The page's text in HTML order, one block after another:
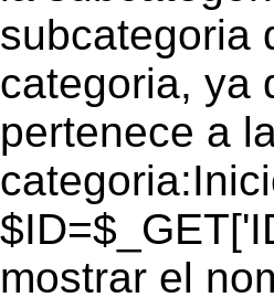
subcategoria
categoria, ya
pertenece a
mostrar el